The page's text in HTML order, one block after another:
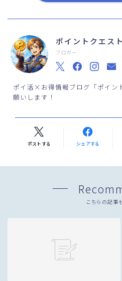
プライバシーポリシーポイントクエスト
ブロガー
ポイ活×お得情報ブログ「ポイン
願いします！
ポストする シェアする
こちらの記事